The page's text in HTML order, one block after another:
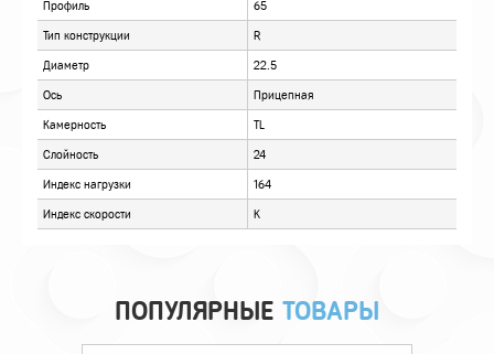
ПОПУЛЯРНЫЕ ТОВАРЫ